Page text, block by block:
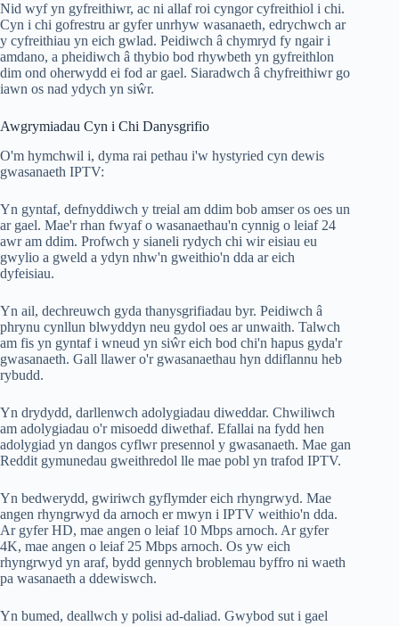
Nid wyf yn gyfreithiwr, ac ni allaf roi cyngor cyfreithiol i chi.
Cyn i chi gofrestru ar gyfer unrhyw wasanaeth, edrychwch ar
y cyfreithiau yn eich gwlad. Peidiwch â chymryd fy ngair i
amdano, a pheidiwch â thybio bod rhywbeth yn gyfreithlon
dim ond oherwydd ei fod ar gael. Siaradwch â chyfreithiwr go
iawn os nad ydych yn siŵr.
Awgrymiadau Cyn i Chi Danysgrifio
O'm hymchwil i, dyma rai pethau i'w hystyried cyn dewis
gwasanaeth IPTV:
Yn gyntaf, defnyddiwch y treial am ddim bob amser os oes un
ar gael. Mae'r rhan fwyaf o wasanaethau'n cynnig o leiaf 24
awr am ddim. Profwch y sianeli rydych chi wir eisiau eu
gwylio a gweld a ydyn nhw'n gweithio'n dda ar eich
dyfeisiau.
Yn ail, dechreuwch gyda thanysgrifiadau byr. Peidiwch â
phrynu cynllun blwyddyn neu gydol oes ar unwaith. Talwch
am fis yn gyntaf i wneud yn siŵr eich bod chi'n hapus gyda'r
gwasanaeth. Gall llawer o'r gwasanaethau hyn ddiflannu heb
rybudd.
Yn drydydd, darllenwch adolygiadau diweddar. Chwiliwch
am adolygiadau o'r misoedd diwethaf. Efallai na fydd hen
adolygiad yn dangos cyflwr presennol y gwasanaeth. Mae gan
Reddit gymunedau gweithredol lle mae pobl yn trafod IPTV.
Yn bedwerydd, gwiriwch gyflymder eich rhyngrwyd. Mae
angen rhyngrwyd da arnoch er mwyn i IPTV weithio'n dda.
Ar gyfer HD, mae angen o leiaf 10 Mbps arnoch. Ar gyfer
4K, mae angen o leiaf 25 Mbps arnoch. Os yw eich
rhyngrwyd yn araf, bydd gennych broblemau byffro ni waeth
pa wasanaeth a ddewiswch.
Yn bumed, deallwch y polisi ad-daliad. Gwybod sut i gael